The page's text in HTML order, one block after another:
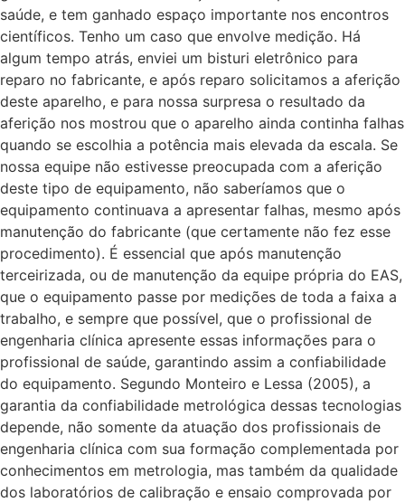
saúde, e tem ganhado espaço importante nos encontros
científicos. Tenho um caso que envolve medição. Há
algum tempo atrás, enviei um bisturi eletrônico para
reparo no fabricante, e após reparo solicitamos a aferição
deste aparelho, e para nossa surpresa o resultado da
aferição nos mostrou que o aparelho ainda continha falhas
quando se escolhia a potência mais elevada da escala. Se
nossa equipe não estivesse preocupada com a aferição
deste tipo de equipamento, não saberíamos que o
equipamento continuava a apresentar falhas, mesmo após
manutenção do fabricante (que certamente não fez esse
procedimento). É essencial que após manutenção
terceirizada, ou de manutenção da equipe própria do EAS,
que o equipamento passe por medições de toda a faixa a
trabalho, e sempre que possível, que o profissional de
engenharia clínica apresente essas informações para o
profissional de saúde, garantindo assim a confiabilidade
do equipamento. Segundo Monteiro e Lessa (2005), a
garantia da confiabilidade metrológica dessas tecnologias
depende, não somente da atuação dos profissionais de
engenharia clínica com sua formação complementada por
conhecimentos em metrologia, mas também da qualidade
dos laboratórios de calibração e ensaio comprovada por